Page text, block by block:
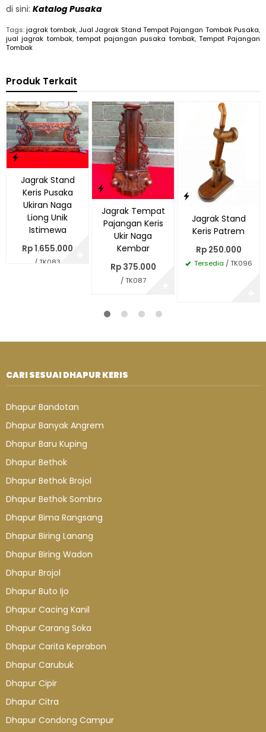
di sini: Katalog Pusaka
Tags:jagrak tombak,Jual Jagrak Stand Tempat Pajangan Tombak Pusaka,
jual jagrak tombak, tempat pajangan pusaka tombak, Tempat Pajangan
Tombak
Produk Terkait
Jagrak Stand
Keris Pusaka
Ukiran Naga
Liong Unik
Istimewa
Rp 1.655.000
/ TK083
Jagrak Tempat
Pajangan Keris
Ukir Naga
Kembar
Rp 375.000
/ TK087
Jagrak Stand
Keris Patrem
Rp 250.000
Tersedia / TK096
CARI SESUAI DHAPUR KERIS
Dhapur Bandotan
Dhapur Banyak Angrem
Dhapur Baru Kuping
Dhapur Bethok
Dhapur Bethok Brojol
Dhapur Bethok Sombro
Dhapur Bima Rangsang
Dhapur Biring Lanang
Dhapur Biring Wadon
Dhapur Brojol
Dhapur Buto Ijo
Dhapur Cacing Kanil
Dhapur Carang Soka
Dhapur Carita Keprabon
Dhapur Carubuk
Dhapur Cipir
Dhapur Citra
Dhapur Condong Campur